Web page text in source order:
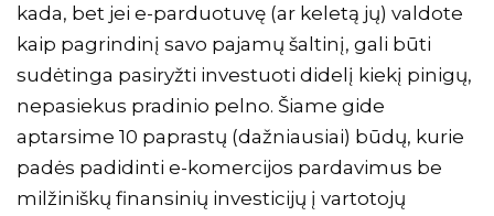
kada, bet jei e-parduotuvę (ar keletą jų) valdote
kaip pagrindinį savo pajamų šaltinį, gali būti
sudėtinga pasiryžti investuoti didelį kiekį pinigų,
nepasiekus pradinio pelno. Šiame gide
aptarsime 10 paprastų (dažniausiai) būdų, kurie
padės padidinti e-komercijos pardavimus be
milžiniškų finansinių investicijų į vartotojų